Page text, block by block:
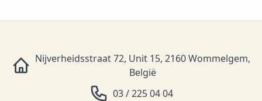
Nijverheidsstraat 72, Unit 15, 2160 Wommelgem,
België
03 / 225 04 04